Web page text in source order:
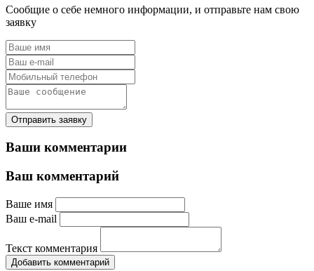
Сообщие о себе немного информации, и отправьте нам свою
заявку
Отправить заявку
Ваши комментарии
Ваш комментарий
Ваше имя
Ваш e-mail
Текст комментария
Добавить комментарий